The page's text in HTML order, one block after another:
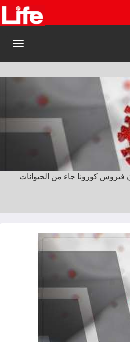
القائمة
كورونا جاء من الحيوانات